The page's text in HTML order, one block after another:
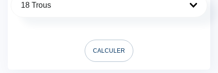
18 Trous
CALCULER